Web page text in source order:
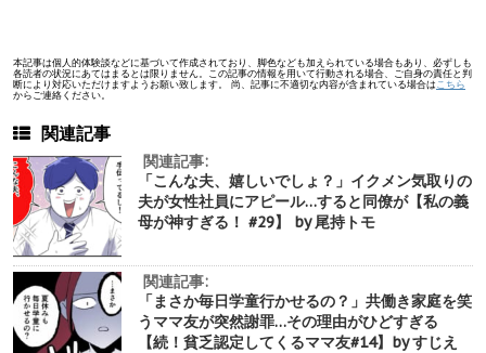
本記事は個人的体験談などに基づいて作成されており、脚色なども加えられている場合もあり、必ずしも
各読者の状況にあてはまるとは限りません。この記事の情報を用いて行動される場合、ご自身の責任と判
断により対応いただけますようお願い致します。 尚、記事に不適切な内容が含まれている場合は こちら
からご連絡ください。
関連記事
関連記事:
「こんな夫、嬉しいでしょ？」イクメン気取りの
夫が女性社員にアピール…すると同僚が【私の義
母が神すぎる！ #29】 by 尾持トモ
関連記事:
「まさか毎日学童行かせるの？」共働き家庭を笑
うママ友が突然謝罪…その理由がひどすぎる
【続！貧乏認定してくるママ友#14】by すじえ